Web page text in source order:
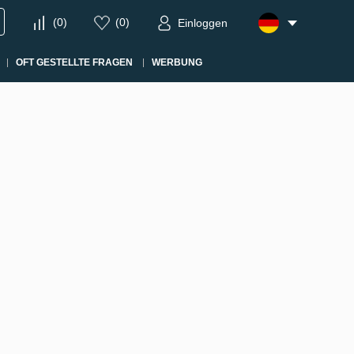
(0) (0) Einloggen
OFT GESTELLTE FRAGEN WERBUNG